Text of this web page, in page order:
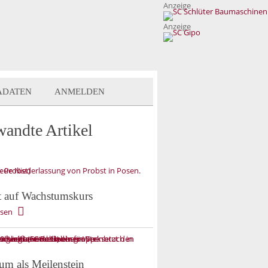
Anzeige
Anzeige
ANMELDEN
Artikel
auf Wachstumskurs
als Meilenstein